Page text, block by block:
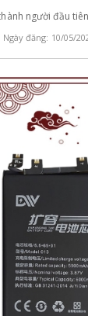
người đầu
Ngày đăng: 10/05/